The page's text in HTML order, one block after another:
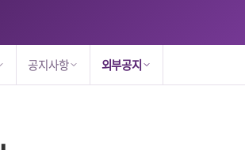
공지사항 외부공지